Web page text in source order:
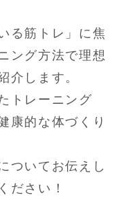
る筋トレ」に焦
ング方法で理想
介します。
トレーニング
康的な体づくり
ついてお伝えし
ださい！